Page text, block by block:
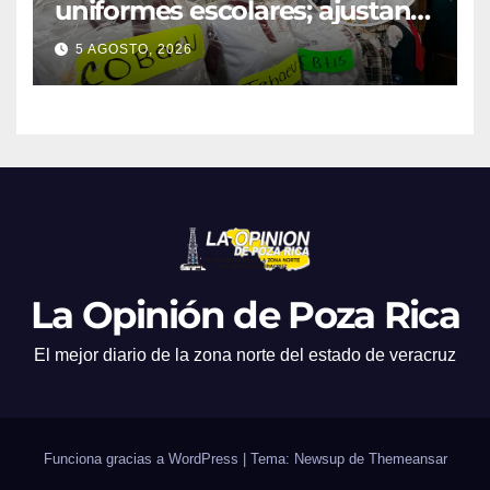
uniformes escolares; ajustan
promociones
5 AGOSTO, 2026
La Opinión de Poza Rica
El mejor diario de la zona norte del estado de veracruz
Funciona gracias a WordPress Tema: Newsup de Themeansar